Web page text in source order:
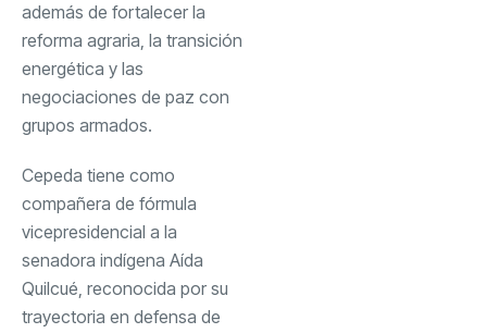
además de fortalecer la
reforma agraria, la transición
energética y las
negociaciones de paz con
grupos armados.
Cepeda tiene como
compañera de fórmula
vicepresidencial a la
senadora indígena Aída
Quilcué, reconocida por su
trayectoria en defensa de